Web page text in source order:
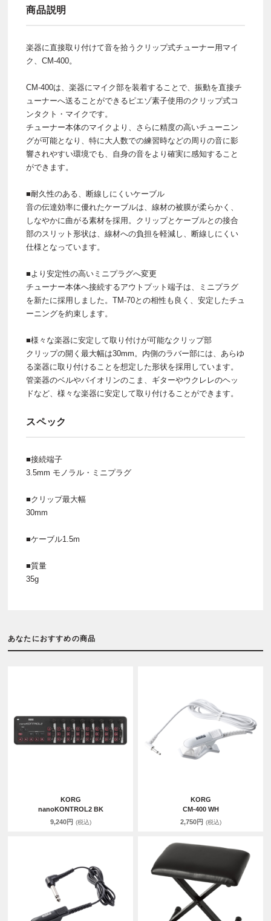
商品説明
楽器に直接取り付けて音を拾うクリップ式チューナー用マイ
ク、CM-400。
CM-400は、楽器にマイク部を装着することで、振動を直接チ
ューナーへ送ることができるピエゾ素子使用のクリップ式コ
ンタクト・マイクです。
チューナー本体のマイクより、さらに精度の高いチューニン
グが可能となり、特に大人数での練習時などの周りの音に影
響されやすい環境でも、自身の音をより確実に感知すること
ができます。
■耐久性のある、断線しにくいケーブル
音の伝達効率に優れたケーブルは、線材の被膜が柔らかく、
しなやかに曲がる素材を採用。クリップとケーブルとの接合
部のスリット形状は、線材への負担を軽減し、断線しにくい
仕様となっています。
■より安定性の高いミニプラグへ変更
チューナー本体へ接続するアウトプット端子は、ミニプラグ
を新たに採用しました。TM-70との相性も良く、安定したチュ
ーニングを約束します。
■様々な楽器に安定して取り付けが可能なクリップ部
クリップの開く最大幅は30mm。内側のラバー部には、あらゆ
る楽器に取り付けることを想定した形状を採用しています。
管楽器のベルやバイオリンのこま、ギターやウクレレのヘッ
ドなど、様々な楽器に安定して取り付けることができます。
スペック
■接続端子
3.5mm モノラル・ミニプラグ
■クリップ最大幅
30mm
■ケーブル1.5m
■質量
35g
あなたにおすすめの商品
KORG
nanoKONTROL2 BK
9,240円 (税込)
KORG
CM-400 WH
2,750円 (税込)